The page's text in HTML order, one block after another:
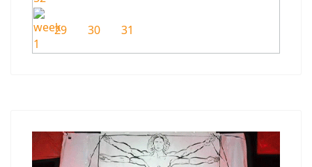
29 30 31